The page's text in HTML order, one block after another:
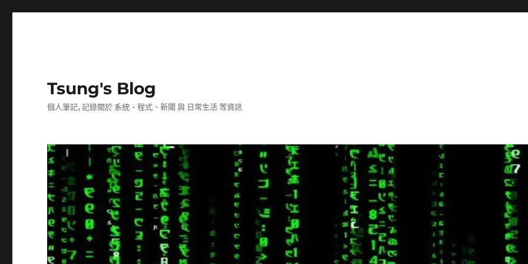
Tsung's Blog
個人筆記, 記錄關於 系統、程式、新聞 與 日常生活 等資訊